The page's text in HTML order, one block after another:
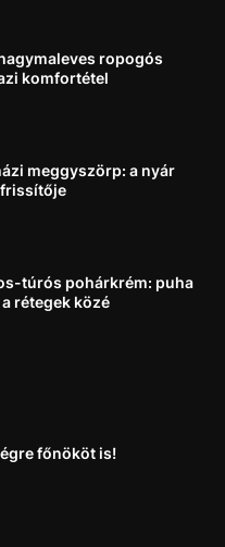
ropogós
komfortétel
meggyszörp: a nyár
túrós pohárkrém: puha
rétegek közé
főnököt is!